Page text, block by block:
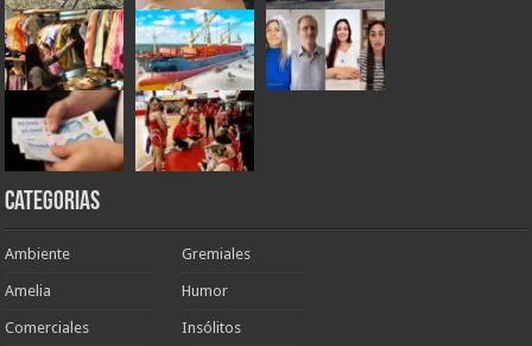
Categorias
Ambiente
Amelia
Comerciales
Gremiales
Humor
Insólitos